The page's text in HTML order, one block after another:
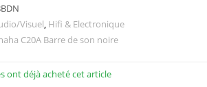
Visuel Hifi & Electronique
C20A Barre de son noire
ont déjà acheté cet article